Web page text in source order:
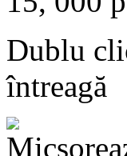
Dublu
întreagă